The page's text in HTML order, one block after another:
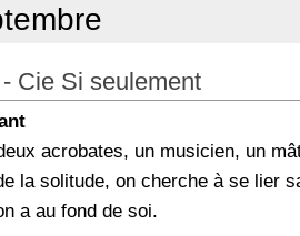
Cie Si seulement
acrobates, un musicien, un
la solitude, on cherche à se lier
a au fond de soi.